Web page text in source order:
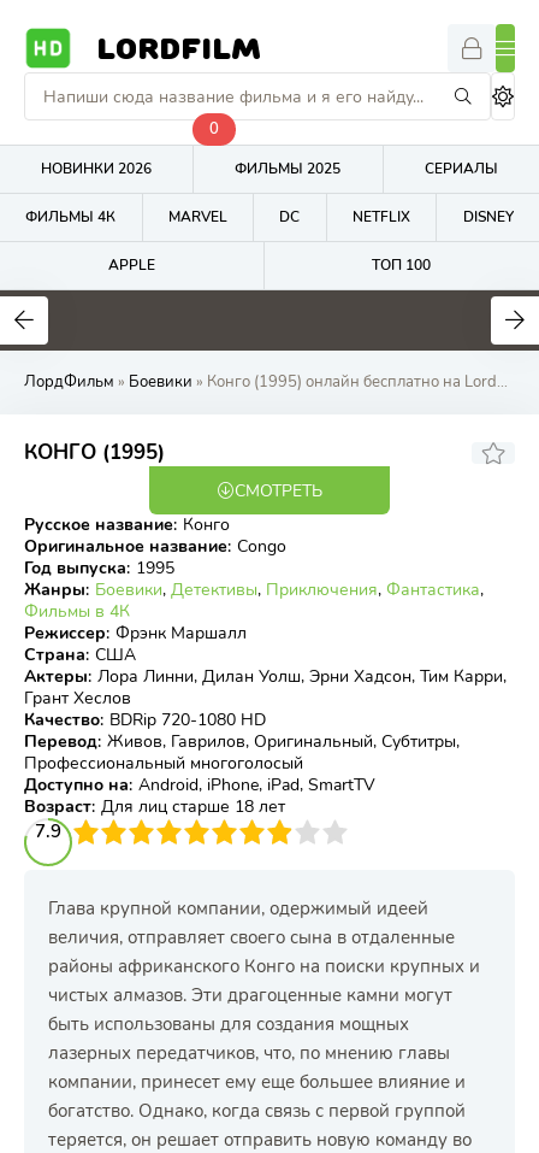
LORDFILM
НОВИНКИ 2026
0
ФИЛЬМЫ 2025 СЕРИАЛЫ
ФИЛЬМЫ 4К MARVEL DC NETFLIX DISNEY
APPLE ТОП 100
5.9
ЛордФильм » Боевики » Конго (1995) онлайн бесплатно на LordFilm
КОНГО (1995)
СМОТРЕТЬ
Русское название: Конго
Оригинальное название: Congo
Год выпуска: 1995
Жанры: Боевики, Детективы, Приключения, Фантастика,
Фильмы в 4К
Режиссер: Фрэнк Маршалл
Страна: США
Актеры: Лора Линни, Дилан Уолш, Эрни Хадсон, Тим Карри,
Грант Хеслов
Качество: BDRip 720-1080 HD
Перевод: Живов, Гаврилов, Оригинальный, Субтитры,
Профессиональный многоголосый
Доступно на: Android, iPhone, iPad, SmartTV
Возраст: Для лиц старше 18 лет
7.9
4 5 6 7 8 9 10
Глава крупной компании, одержимый идеей
величия, отправляет своего сына в отдаленные
районы африканского Конго на поиски крупных и
чистых алмазов. Эти драгоценные камни могут
быть использованы для создания мощных
лазерных передатчиков, что, по мнению главы
компании, принесет ему еще большее влияние и
богатство. Однако, когда связь с первой группой
теряется, он решает отправить новую команду во